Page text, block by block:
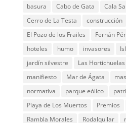
basura
Cabo de Gata Cala
Cerro de La Testa
construcción
El Pozo de los Frailes
Fernán
hoteles
humo invasores
jardín silvestre
Las Hortichuelas
manifiesto
Mar de Ágata
normativa
parque eólico
Playa de Los Muertos
Premios
Rambla Morales
Rodalquilar